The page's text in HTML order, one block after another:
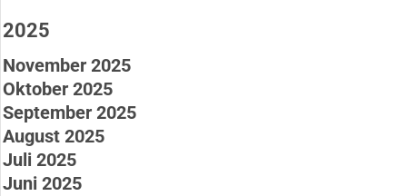
2025
November 2025
Oktober 2025
September 2025
August 2025
Juli 2025
Juni 2025